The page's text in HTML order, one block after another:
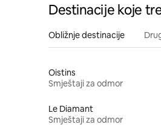
Destinacije koje
Obližnje destinacije
Oistins
Smještaji za odmor
Le Diamant
Smještaji za odmor